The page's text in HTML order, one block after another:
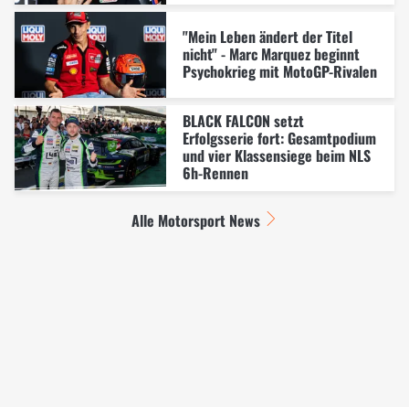
"Mein Leben ändert der Titel
nicht" - Marc Marquez beginnt
Psychokrieg mit MotoGP-Rivalen
BLACK FALCON setzt
Erfolgsserie fort: Gesamtpodium
und vier Klassensiege beim NLS
6h-Rennen
Alle Motorsport News